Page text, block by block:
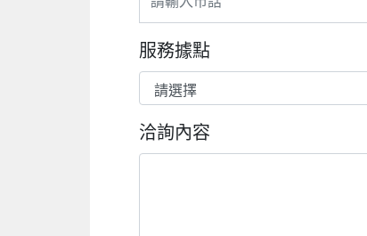
服務據點
洽詢內容